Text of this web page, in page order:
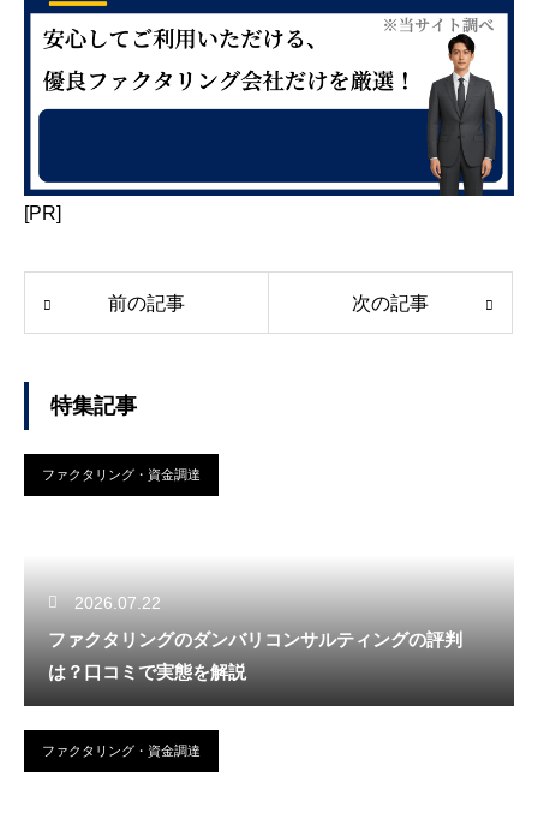
[PR]
前の記事 次の記事
特集記事
ファクタリング・資金調達
2026.07.22
ファクタリングのダンバリコンサルティングの評判
は？口コミで実態を解説
ファクタリング・資金調達